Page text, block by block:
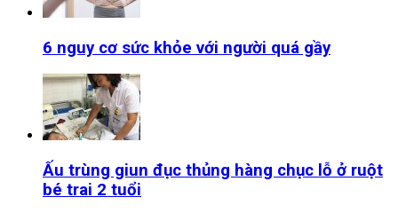
6 nguy cơ sức khỏe với người quá gầy
Ấu trùng giun đục thủng hàng chục lỗ ở ruột
bé trai 2 tuổi